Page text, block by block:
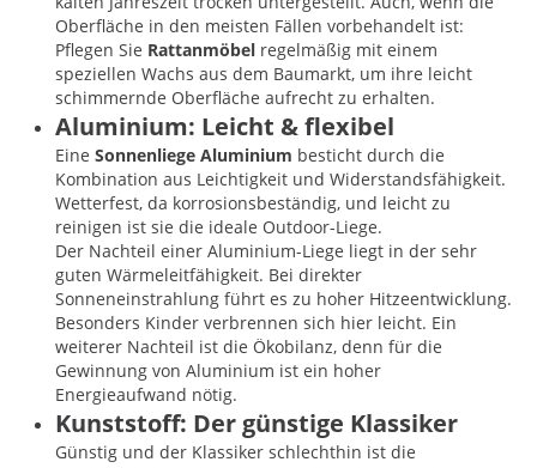
Oberfläche in den meisten Fällen vorbehandelt ist:
Pflegen Sie Rattanmöbelregelmäßig mit einem
speziellen Wachs aus dem Baumarkt, um ihre leicht
schimmernde Oberfläche aufrecht zu erhalten.
Aluminium: Leicht & flexibel
Eine Sonnenliege Aluminium besticht durch die
Kombination aus Leichtigkeit und Widerstandsfähigkeit.
Wetterfest, da korrosionsbeständig, und leicht zu
reinigen ist sie die ideale Outdoor-Liege.
Der Nachteil einer Aluminium-Liege liegt in der sehr
guten Wärmeleitfähigkeit. Bei direkter
Sonneneinstrahlung führt es zu hoher Hitzeentwicklung.
Besonders Kinder verbrennen sich hier leicht. Ein
weiterer Nachteil ist die Ökobilanz, denn für die
Gewinnung von Aluminium ist ein hoher
Energieaufwand nötig.
Kunststoff: Der günstige Klassiker
Günstig und der Klassiker schlechthin ist die